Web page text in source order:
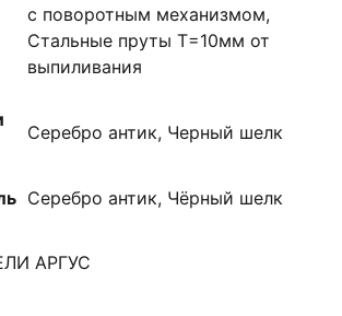
с поворотным механизмом,
Стальные пруты T=10мм от
выпиливания
Серебро антик, Черный шелк
Серебро антик, Чёрный шелк
АРГУС